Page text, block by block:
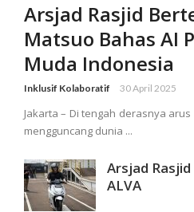
Arsjad Rasjid
Matsuo Bahas AI
Muda Indonesia
Inklusif Kolaboratif 30 April 2025
Jakarta – Di tengah derasnya
mengguncang dunia ...
Arsjad
ALVA